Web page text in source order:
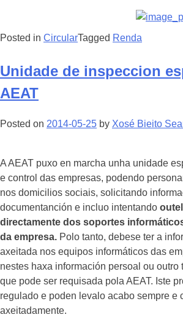
Posted in CircularTagged Renda
Unidade de inspeccion
AEAT
Posted on 2014-05-25 by Xosé Bieito
A AEAT puxo en marcha unha unidade
e control das empresas, podendo
nos domicilios sociais, solicitando
documentanción e incluo intentando
directamente dos soportes
da empresa. Polo tanto, debese ter a
axeitada nos equipos informáticos das
nestes haxa información persoal ou outro
que pode ser requisada pola AEAT. Iste
regulado e poden levalo acabo sempre e
axeitadamente.